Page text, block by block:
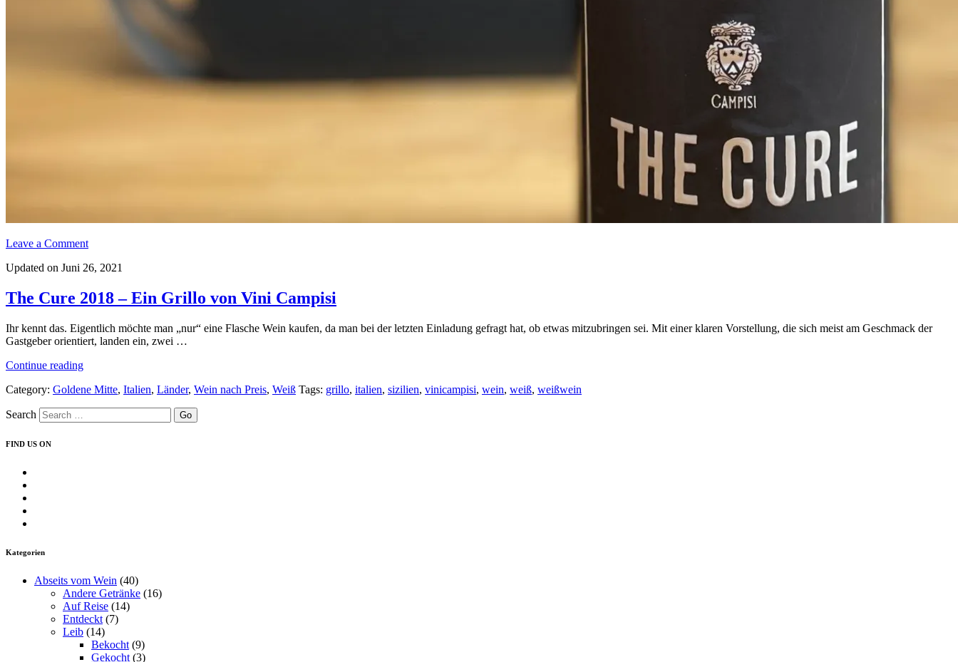
Leave a Comment
Updated on Juni 26, 2021
The Cure 2018 – Ein Grillo von Vini Campisi
Ihr kennt das. Eigentlich möchte man „nur“ eine Flasche Wein kaufen, da man bei der letzten Einladung gefragt hat, ob etwas mitzubringen sei. Mit einer klaren Vorstellung, die sich meist am Geschmack der
Gastgeber orientiert, landen ein, zwei …
Continue reading„The
2018
Category: Goldene Mitte, Italien, Länder, Wein nach Preis, Weiß Tags: grillo, italien, sizilien, vinicampisi, wein, weiß, weißwein
Search
FIND US ON
anzeigen
Instagram
auf
anzeigen
UCHEzoa4kYDNenjlP_C_gKIg
YouTube
anzeigen
Kategorien
Abseits vom Wein (40)
Andere Getränke (16)
Auf Reise (14)
Entdeckt (7)
Leib (14)
Bekocht (9)
Gekocht (3)